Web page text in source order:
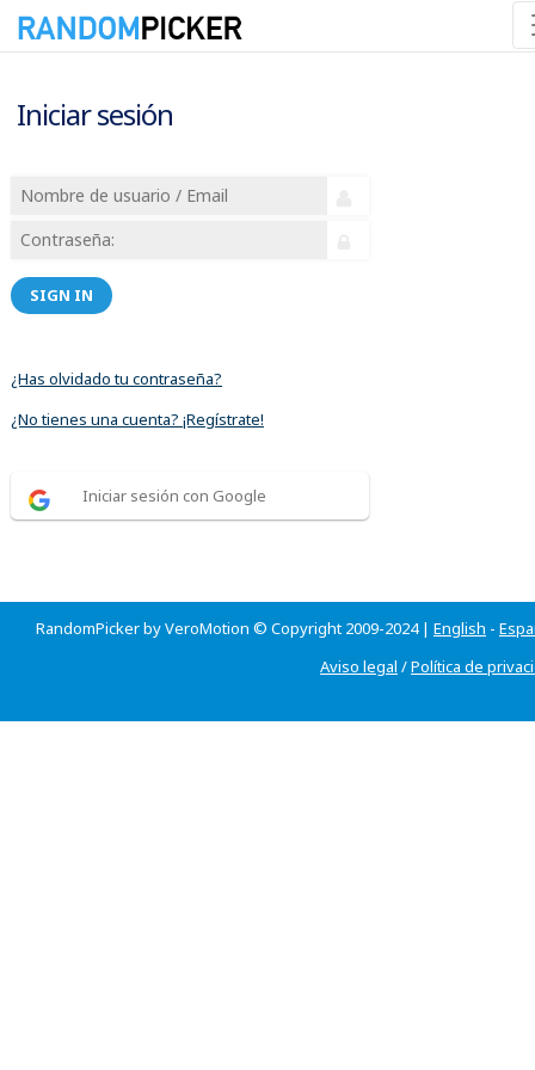
Iniciar sesión
SIGN IN
¿Has olvidado tu contraseña?
¿No tienes una cuenta? ¡Regístrate!
Iniciar sesión con Google
RandomPicker by VeroMotion © Copyright 2009-2024 | English -
Aviso legal /Política de